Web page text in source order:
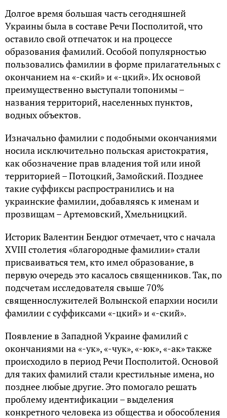
Долгое время большая часть сегодняшней
Украины была в составе Речи Посполитой, что
оставило свой отпечаток и на процессе
образования фамилий. Особой популярностью
пользовались фамилии в форме прилагательных с
окончанием на «-ский» и «-цкий». Их основой
преимущественно выступали топонимы –
названия территорий, населенных пунктов,
водных объектов.
Изначально фамилии с подобными окончаниями
носила исключительно польская аристократия,
как обозначение прав владения той или иной
территорией – Потоцкий, Замойский. Позднее
такие суффиксы распространились и на
украинские фамилии, добавляясь к именам и
прозвищам – Артемовский, Хмельницкий.
Историк Валентин Бендюг отмечает, что с начала
XVIII столетия «благородные фамилии» стали
присваиваться тем, кто имел образование, в
первую очередь это касалось священников. Так, по
подсчетам исследователя свыше 70%
священнослужителей Волынской епархии носили
фамилии с суффиксами «-цкий» и «-ский».
Появление в Западной Украине фамилий с
окончаниями на «-ук», «-чук», «-юк», «-ак» также
происходило в период Речи Посполитой. Основой
для таких фамилий стали крестильные имена, но
позднее любые другие. Это помогало решать
проблему идентификации – выделения
конкретного человека из общества и обособления